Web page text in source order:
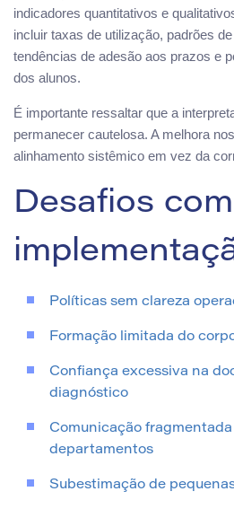
indicadores quantitativos e
incluir taxas de utilização, padrões
tendências de adesão aos prazos e
dos alunos.
É importante ressaltar que a
permanecer cautelosa. A melhora
alinhamento sistêmico em vez da
Desafios
Políticas sem clareza
Formação limitada do
Confiança excessiva na
diagnóstico
Comunicação
departamentos
Subestimação de